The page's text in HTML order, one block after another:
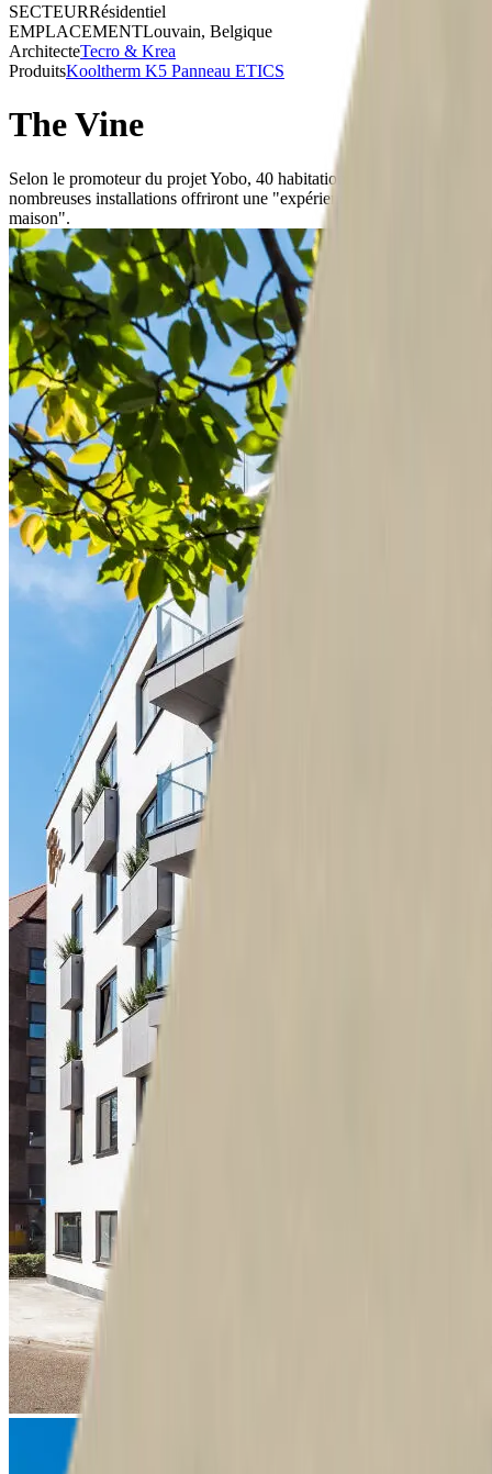
SECTEURRésidentiel
EMPLACEMENTLouvain, Belgique
ArchitecteTecro & Krea
ProduitsKooltherm K5 Panneau ETICS
The Vine
Selon le promoteur du projet Yobo, 40 habitations uniques et de
nombreuses installations offriront une "expérience hôtelière à la
maison".